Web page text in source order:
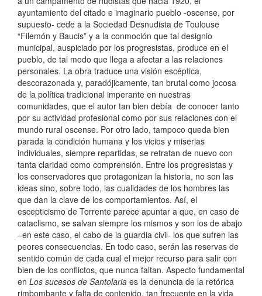
ayuntamiento del citado e imaginario pueblo -oscense, por
supuesto- cede a la Sociedad Desnudista de Toulouse
“Filemón y Baucis” y a la conmoción que tal designio
municipal, auspiciado por los progresistas, produce en el
pueblo, de tal modo que llega a afectar a las relaciones
personales. La obra traduce una visión escéptica,
descorazonada y, paradójicamente, tan brutal como jocosa
de la política tradicional imperante en nuestras
comunidades, que el autor tan bien debía de conocer tanto
por su actividad profesional como por sus relaciones con el
mundo rural oscense. Por otro lado, tampoco queda bien
parada la condición humana y los vicios y miserias
individuales, siempre repartidas, se retratan de nuevo con
tanta claridad como comprensión. Entre los progresistas y
los conservadores que protagonizan la historia, no son las
ideas sino, sobre todo, las cualidades de los hombres las
que dan la clave de los comportamientos. Así, el
escepticismo de Torrente parece apuntar a que, en caso de
cataclismo, se salvan siempre los mismos y son los de abajo
–en este caso, el cabo de la guardia civil- los que sufren las
peores consecuencias. En todo caso, serán las reservas de
sentido común de cada cual el mejor recurso para salir con
bien de los conflictos, que nunca faltan. Aspecto fundamental
en Los sucesos de Santolaria es la denuncia de la retórica
rimbombante y falta de contenido, tan frecuente en la vida